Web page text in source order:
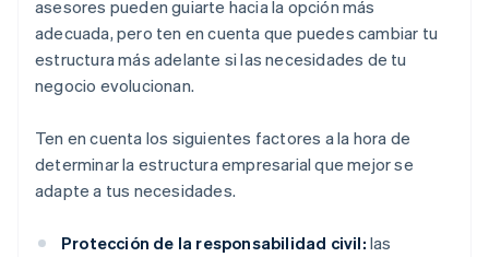
asesores pueden guiarte hacia la opción más
adecuada, pero ten en cuenta que puedes cambiar tu
estructura más adelante si las necesidades de tu
negocio evolucionan.
Ten en cuenta los siguientes factores a la hora de
determinar la estructura empresarial que mejor se
adapte a tus necesidades.
Protección de la responsabilidad civil: las